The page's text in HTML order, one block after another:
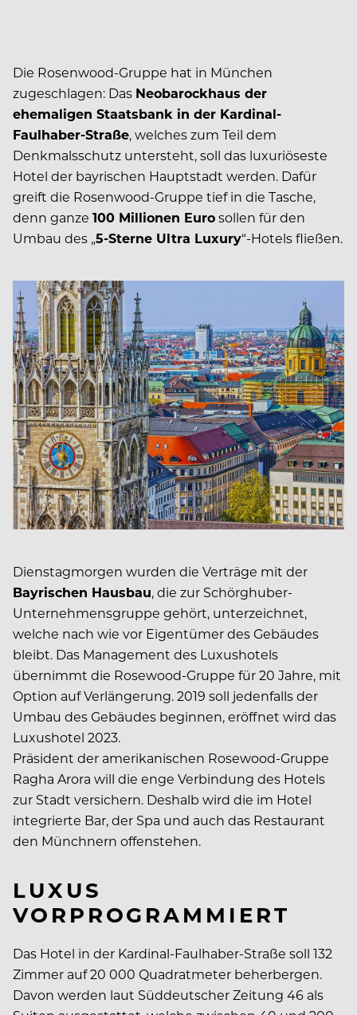
Die Rosenwood-Gruppe hat in München
zugeschlagen: Das Neobarockhaus der
ehemaligen Staatsbank in der Kardinal-
Faulhaber-Straße, welches zum Teil dem
Denkmalsschutz untersteht, soll das luxuriöseste
Hotel der bayrischen Hauptstadt werden. Dafür
greift die Rosenwood-Gruppe tief in die Tasche,
denn ganze 100 Millionen Eurosollen für den
Umbau des „5-Sterne Ultra Luxury“-Hotels fließen.
Dienstagmorgen wurden die Verträge mit der
Bayrischen Hausbau, die zur Schörghuber-
Unternehmensgruppe gehört, unterzeichnet,
welche nach wie vor Eigentümer des Gebäudes
bleibt. Das Management des Luxushotels
übernimmt die Rosewood-Gruppe für 20 Jahre, mit
Option auf Verlängerung. 2019 soll jedenfalls der
Umbau des Gebäudes beginnen, eröffnet wird das
Luxushotel 2023.
Präsident der amerikanischen Rosewood-Gruppe
Ragha Arora will die enge Verbindung des Hotels
zur Stadt versichern. Deshalb wird die im Hotel
integrierte Bar, der Spa und auch das Restaurant
den Münchnern offenstehen.
LUXUS
VORPROGRAMMIERT
Das Hotel in der Kardinal-Faulhaber-Straße soll 132
Zimmer auf 20 000 Quadratmeter beherbergen.
Davon werden laut Süddeutscher Zeitung 46 als